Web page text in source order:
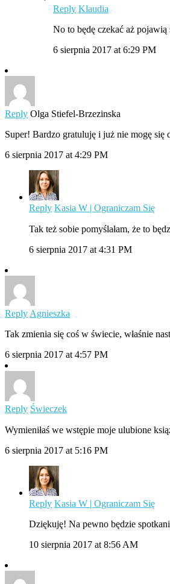
Reply Klaudia
No to będę czekać aż
6 sierpnia 2017 at 6:29 PM
Reply Olga Stiefel-Brzezinska
Super! Bardzo gratuluję i już nie mogę się
6 sierpnia 2017 at 4:29 PM
Reply Kasia W | Ograniczam Się
Tak też sobie pomyślałam, że to
6 sierpnia 2017 at 4:31 PM
Reply Agnieszka
Tak zmienia się coś w świecie, właśnie
6 sierpnia 2017 at 4:57 PM
Reply Świeczek
Wymieniłaś we wstępie moje ulubione
6 sierpnia 2017 at 5:16 PM
Reply Kasia W | Ograniczam Się
Dziękuję! Na pewno będzie
10 sierpnia 2017 at 8:56 AM